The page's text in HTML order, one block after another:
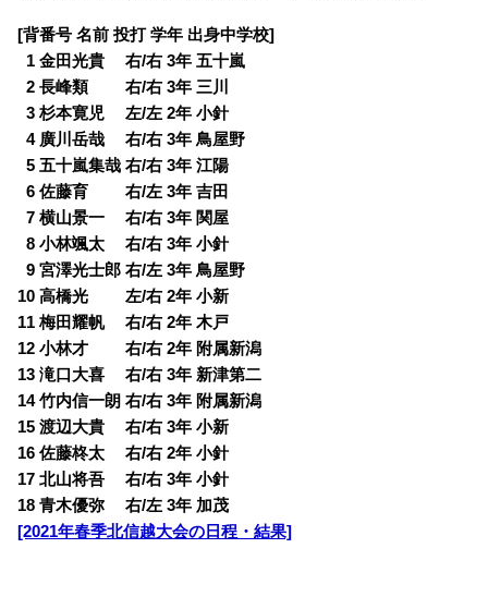
[背番号 名前 投打 学年 出身中学校]
1 金田光貴 右/右 3年 五十嵐
02 長峰類 右/右 3年 三川
03 杉本寛児 左/左 2年 小針
04 廣川岳哉 右/右 3年 鳥屋野
05 五十嵐集哉 右/右 3年 江陽
06 佐藤育 右/左 3年 吉田
07 横山景一 右/右 3年 関屋
08 小林颯太 右/右 3年 小針
09 宮澤光士郎 右/左 3年 鳥屋野
10 高橋光 左/右 2年 小新
11 梅田耀帆 右/右 2年 木戸
12 小林才 右/右 2年 附属新潟
13 滝口大喜 右/右 3年 新津第二
14 竹内信一朗 右/右 3年 附属新潟
15 渡辺大貴 右/右 3年 小新
16 佐藤柊太 右/右 2年 小針
17 北山将吾 右/右 3年 小針
18 青木優弥 右/左 3年 加茂
[2021年春季北信越大会の日程・結果]